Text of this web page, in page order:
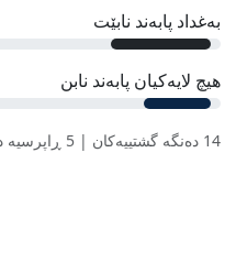
بەغداد پابەند نابێت
هیچ لایەکیان پابەند نابن
14 دەنگە گشتییەکان | 5 ڕاپرسیە دروستکراوەکان